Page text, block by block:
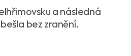
a následná
bez zranění.